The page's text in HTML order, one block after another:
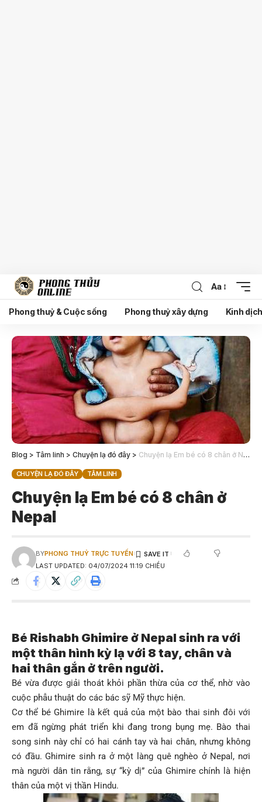
Aa
Phong thuỷ & Cuộc sống Phong thuỷ xây dựng Kinh
Blog > Tâm linh > Chuyện lạ đó đây > Chuyện lạ Em bé có 8 chân ở Nepal
CHUYỆN LẠ ĐÓ ĐÂY TÂM LINH
Chuyện lạ Em bé có 8 chân ở
Nepal
LAST UPDATED: 04/07/2024 11:19 CHIỀU
BYPHONG THUỶ TRỰC TUYẾN
Bé Rishabh Ghimire ở Nepal sinh ra với
một thân hình kỳ lạ với 8 tay, chân và
hai thân gắn ở trên người.
Bé vừa được giải thoát khỏi phần thừa của cơ thể, nhờ vào
cuộc phẫu thuật do các bác sỹ Mỹ thực hiện.
Cơ thể bé Ghimire là kết quả của một bào thai sinh đôi với
em đã ngừng phát triển khi đang trong bụng mẹ. Bào thai
song sinh này chỉ có hai cánh tay và hai chân, nhưng không
có đầu. Ghimire sinh ra ở một làng quê nghèo ở Nepal, nơi
mà người dân tin rằng, sự “kỳ dị” của Ghimire chính là hiện
thân của một vị thần Hindu.